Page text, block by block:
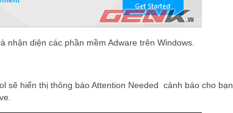
nhận diện các phần mềm Adware trên Windows.
sẽ hiển thị thông báo Attention Needed cảnh báo cho bạn.